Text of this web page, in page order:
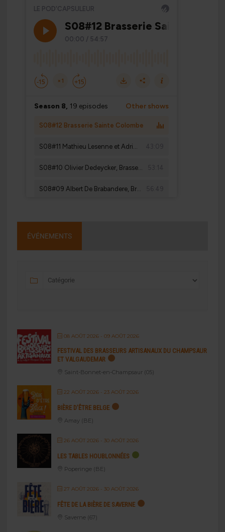
ÉVÉNEMENTS
08 AOÛT 2026- 09 AOÛT 2026
FESTIVAL DES BRASSEURS ARTISANAUX DU CHAMPSAUR
ET VALGAUDEMAR
Saint-Bonnet-en-Champsaur (05)
22 AOÛT 2026- 23 AOÛT 2026
BIÈRE D’ÊTRE BELGE
Amay (BE)
26 AOÛT 2026- 30 AOÛT 2026
LES TABLES HOUBLONNÉES
Poperinge (BE)
27 AOÛT 2026- 30 AOÛT 2026
FÊTE DE LA BIÈRE DE SAVERNE
Saverne (67)